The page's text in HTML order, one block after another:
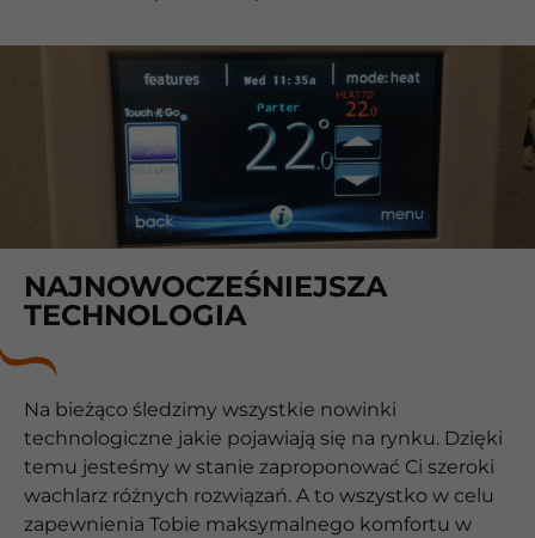
NAJNOWOCZEŚNIEJSZA
TECHNOLOGIA
Na bieżąco śledzimy wszystkie nowinki
technologiczne jakie pojawiają się na rynku. Dzięki
temu jesteśmy w stanie zaproponować Ci szeroki
wachlarz różnych rozwiązań. A to wszystko w celu
zapewnienia Tobie maksymalnego komfortu w